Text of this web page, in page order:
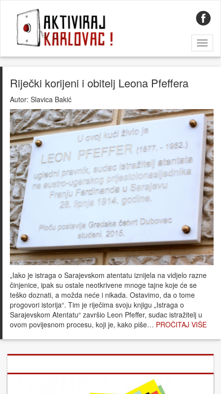
Riječki korijeni i obitelj Leona Pfeffera
Autor: Slavica Bakić
„Iako je istraga o Sarajevskom atentatu iznijela na vidjelo razne
činjenice, ipak su ostale neotkrivene mnoge tajne koje će se
teško doznati, a možda neće i nikada. Ostavimo, da o tome
progovori istorija“. Tim je riječima svoju knjigu „Istraga o
Sarajevskom Atentatu“ završio Leon Pfeffer, sudac istražitelj u
ovom povijesnom procesu, koji je, kako piše… PROČITAJ VIŠE